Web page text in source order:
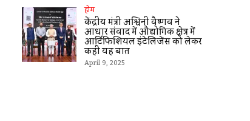
होम
केंद्रीय मंत्री अश्विनी वैष्णव ने
आधार संवाद में औद्योगिक क्षेत्र में
आर्टिफिशियल इंटेलिजेंस को लेकर
कहीं यह बात
April 9, 2025